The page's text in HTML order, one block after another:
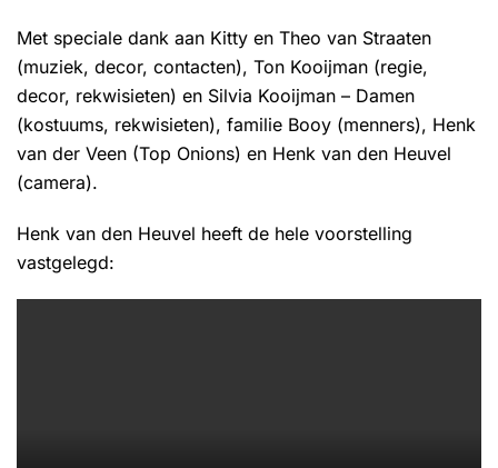
Met speciale dank aan Kitty en Theo van Straaten
(muziek, decor, contacten), Ton Kooijman (regie,
decor, rekwisieten) en Silvia Kooijman – Damen
(kostuums, rekwisieten), familie Booy (menners), Henk
van der Veen (Top Onions) en Henk van den Heuvel
(camera).
Henk van den Heuvel heeft de hele voorstelling
vastgelegd: